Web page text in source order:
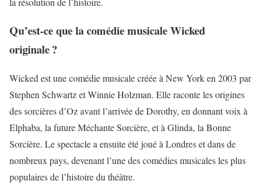
Qu’est-ce que la comédie musicale Wicked
originale ?
Wicked est une comédie musicale créée à New York en 2003 par
Stephen Schwartz et Winnie Holzman. Elle raconte les origines
des sorcières d’Oz avant l’arrivée de Dorothy, en donnant voix à
Elphaba, la future Méchante Sorcière, et à Glinda, la Bonne
Sorcière. Le spectacle a ensuite été joué à Londres et dans de
nombreux pays, devenant l’une des comédies musicales les plus
populaires de l’histoire du théâtre.